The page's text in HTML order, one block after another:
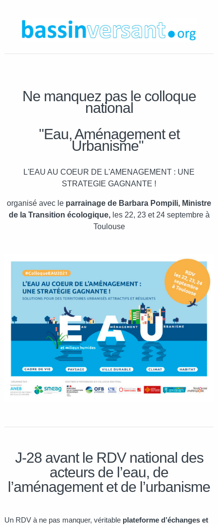
Ne manquez pas le colloque
national
"Eau, Aménagement et
Urbanisme"
L'EAU AU COEUR DE L'AMENAGEMENT : UNE
STRATEGIE GAGNANTE !
organisé avec le parrainage de Barbara Pompili, Ministre
de la Transition écologique,les 22, 23 et 24 septembre à
Toulouse
J-28 avant le RDV national des
acteurs de l’eau, de
l’aménagement et de l’urbanisme
Un RDV à ne pas manquer, véritable plateforme d’échanges et